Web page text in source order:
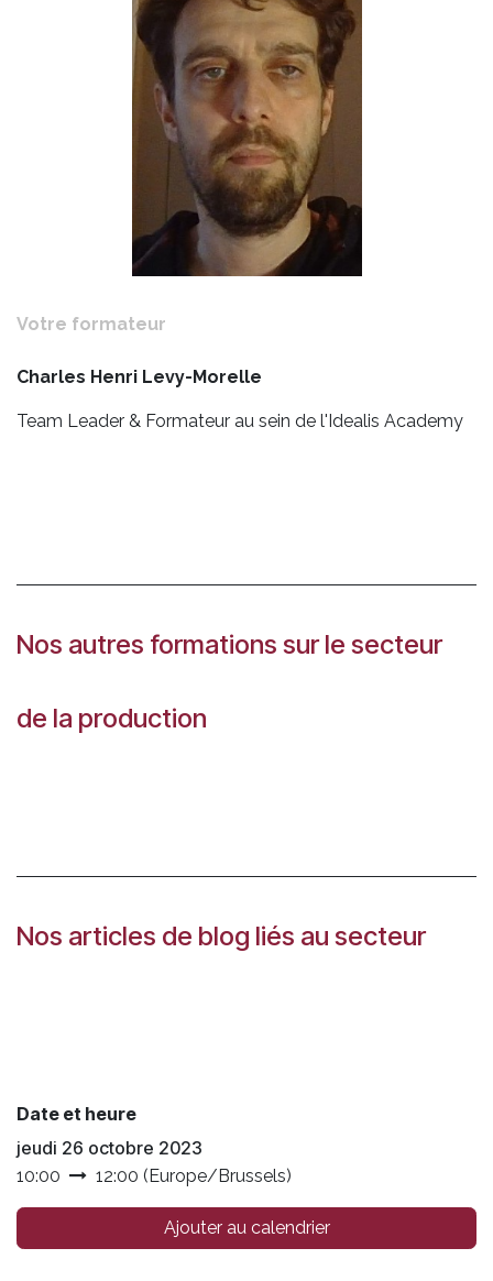
Votre formateur
Charles Henri Levy-Morelle
Team Leader & Formateur au sein de l'Idealis Academy
Nos autres formations sur le secteur
de la production
Nos articles de blog liés au secteur
Date et heure
jeudi 26 octobre 2023
10:00 12:00 (Europe/Brussels)
Ajouter au calendrier